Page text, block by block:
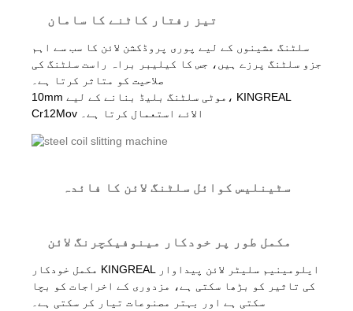
تیز رفتار کاٹنے کا سامان
سلٹنگ مشینوں کے لیے پوری پروڈکشن لائن کا سب سے اہم
جزو سلٹنگ پرزے ہیں، جس کا کیلیبر براہ راست سلٹنگ کی
صلاحیت کو متاثر کرتا ہے۔
10mm موٹی سلٹنگ بلیڈ بنانے کے لیے، KINGREAL
سٹینلیس کوائل سلٹنگ لائن کا فائدہ
مکمل طور پر خودکار مینوفیکچرنگ لائن
مکمل خودکار KINGREAL ایلومینیم سلیٹر لائن پیداوار
کی تاثیر کو بڑھا سکتی ہے، مزدوری کے اخراجات کو بچا
سکتی ہے اور بہتر مصنوعات تیار کر سکتی ہے۔